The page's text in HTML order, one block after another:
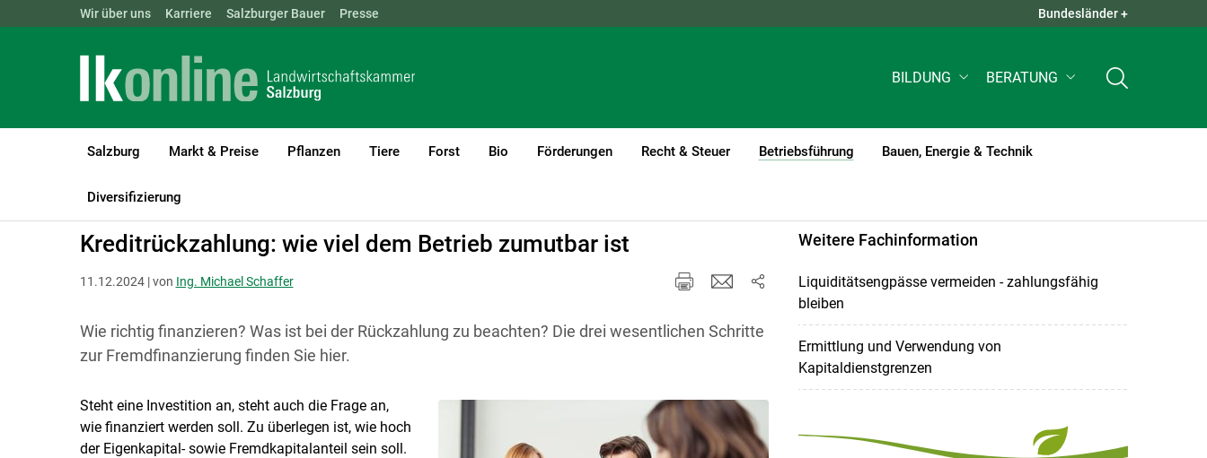
Landwirtschaftskammern: ÖSTERREICH BGLD KTN QUICK LINKS +
Wir über uns Karriere Salzburger Bauer Presse Bundesländer +
BILDUNG BERATUNG
Salzburg Markt & Preise Pflanzen Tiere Forst Bio Förderungen Recht & Steuer Betriebsführung
(current)1
Bauen, Energie & Technik
Diversifizierung
LK Salzburg Betriebsführung
Kreditrückzahlung: wie viel dem Betrieb zumutbar ist
11.12.2024 | von Ing. Michael Schaffer
Wie richtig finanzieren? Was ist bei der Rückzahlung zu beachten? Die drei wesentlichen Schritte
zur Fremdfinanzierung finden Sie hier.
Steht eine Investition an, steht auch die Frage an,
wie finanziert werden soll. Zu überlegen ist, wie hoch
der Eigenkapital- sowie Fremdkapitalanteil sein soll.
Weitere Fachinformation
Liquiditätsengpässe vermeiden - zahlungsfähig
bleiben
Ermittlung und Verwendung von
Kapitaldienstgrenzen